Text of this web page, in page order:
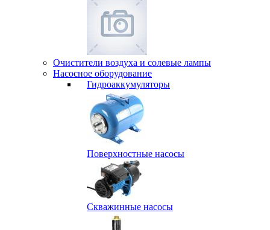
Очистители воздуха и солевые лампы
Насосное оборудование
Гидро­аккумуляторы
Поверхностные насосы
Скважинные насосы